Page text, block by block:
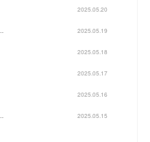
2025.05.20
2025.05.19
2025.05.18
2025.05.17
2025.05.16
2025.05.15